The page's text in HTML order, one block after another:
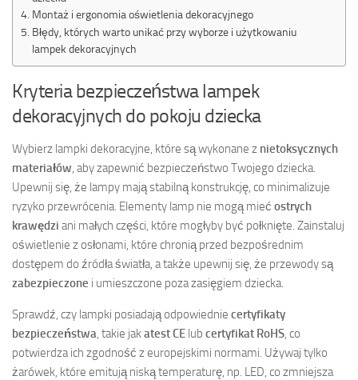
Montaż i ergonomia oświetlenia dekoracyjnego
Błędy, których warto unikać przy wyborze i użytkowaniu
lampek dekoracyjnych
Kryteria bezpieczeństwa lampek
dekoracyjnych do pokoju dziecka
Wybierz lampki dekoracyjne, które są wykonane z nietoksycznych
materiałów , aby zapewnić bezpieczeństwo Twojego dziecka.
Upewnij się, że lampy mają stabilną konstrukcję, co minimalizuje
ryzyko przewrócenia. Elementy lamp nie mogą mieć ostrych
krawędzi ani małych części, które mogłyby być połknięte. Zainstaluj
oświetlenie z osłonami, które chronią przed bezpośrednim
dostępem do źródła światła, a także upewnij się, że przewody są
zabezpieczone i umieszczone poza zasięgiem dziecka.
Sprawdź, czy lampki posiadają odpowiednie certyfikaty
bezpieczeństwa , takie jakatest CE lub certyfikat RoHS , co
potwierdza ich zgodność z europejskimi normami. Używaj tylko
żarówek, które emitują niską temperaturę, np. LED, co zmniejsza